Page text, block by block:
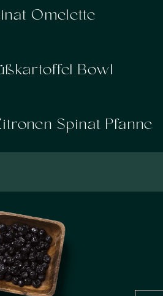
Omelette
Bowl
Spinat Pfanne